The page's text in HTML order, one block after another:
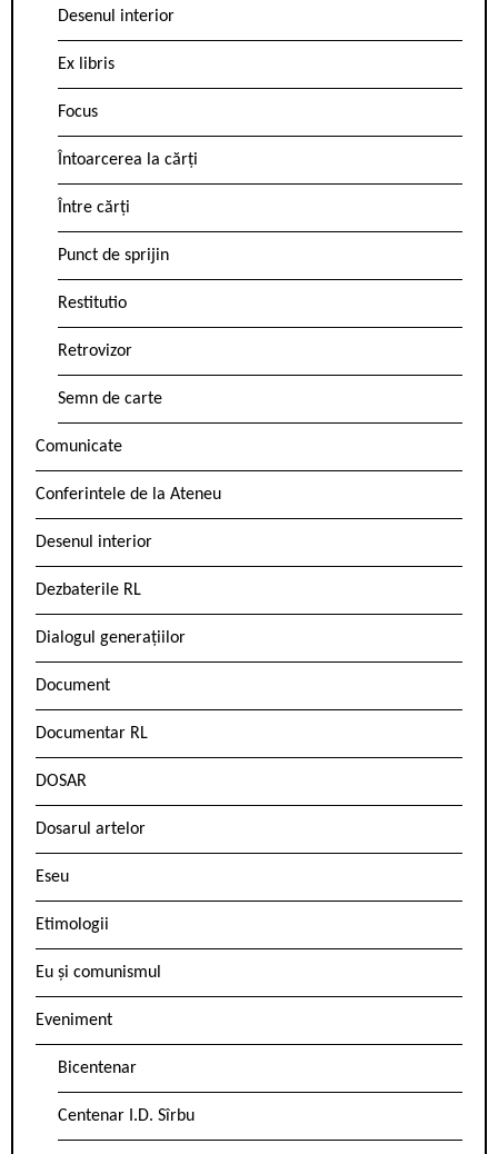
Desenul interior
Ex libris
Focus
Întoarcerea la cărți
Între cărți
Punct de sprijin
Restitutio
Retrovizor
Semn de carte
Comunicate
Conferintele de la Ateneu
Desenul interior
Dezbaterile RL
Dialogul generațiilor
Document
Documentar RL
DOSAR
Dosarul artelor
Eseu
Etimologii
Eu și comunismul
Eveniment
Bicentenar
Centenar I.D. Sîrbu